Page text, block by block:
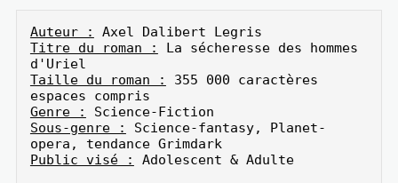
Auteur :
Titre du roman :
La sécheresse des hommes
Taille du roman :
355 000 caractères
Genre :
Sous-genre :
Science-fantasy, Planet-
opera, tendance Grimdark
Public visé :
Adolescent & Adulte